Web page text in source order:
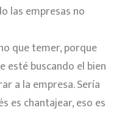
las empresas no
que temer, porque
esté buscando el bien
a la empresa. Sería
es chantajear, eso es